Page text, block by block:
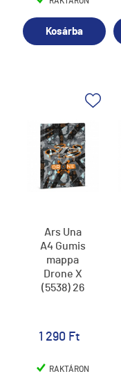
Kosárba
Ars Una
A4 Gumis
mappa
Drone X
(5538) 26
1 290 Ft
RAKTÁRON